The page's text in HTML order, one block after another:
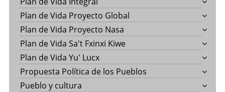
Plan de Vida Proyecto Global
Plan de Vida Proyecto Nasa
Plan de Vida Sa't Fxinxi Kiwe
Plan de Vida Yu' Lucx
Propuesta Política de los Pueblos
Pueblo y cultura